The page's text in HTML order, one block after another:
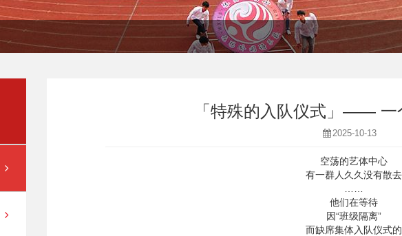
「特殊的入队仪式」—— 一
2025-10-13
空荡的艺体中心
有一群人久久没有散去
他们在等待
因“班级隔离”
而缺席集体入队仪式的